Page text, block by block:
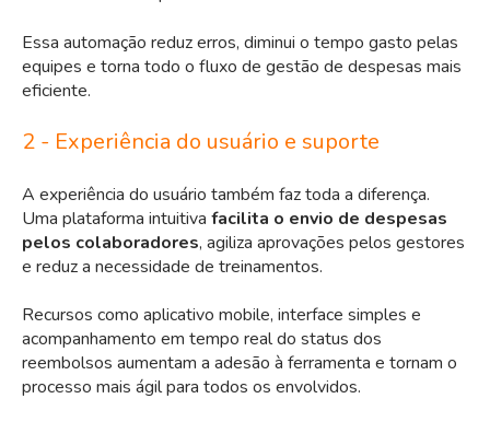
Essa automação reduz erros, diminui o tempo gasto pelas
equipes e torna todo o fluxo de gestão de despesas mais
eficiente.
2 - Experiência do usuário e suporte
A experiência do usuário também faz toda a diferença.
Uma plataforma intuitiva facilita o envio de despesas
pelos colaboradores, agiliza aprovações pelos gestores
e reduz a necessidade de treinamentos.
Recursos como aplicativo mobile, interface simples e
acompanhamento em tempo real do status dos
reembolsos aumentam a adesão à ferramenta e tornam o
processo mais ágil para todos os envolvidos.